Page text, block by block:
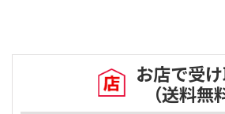
お店で受
（送料無